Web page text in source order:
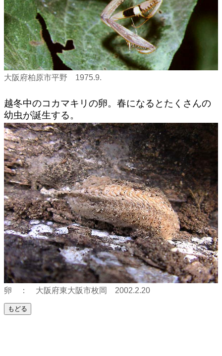
大阪府柏原市平野 1975.9.
越冬中のコカマキリの卵。春になるとたくさんの
幼虫が誕生する。
卵 ： 大阪府東大阪市枚岡 2002.2.20